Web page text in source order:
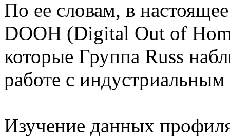
По ее словам, в
DOOH (Digital Out of
которые Группа Russ
работе с
Изучение данных